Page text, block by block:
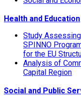
Health and Education
Study
SPINNO
for the EU
Analysis of
Capital Region
Social and Public